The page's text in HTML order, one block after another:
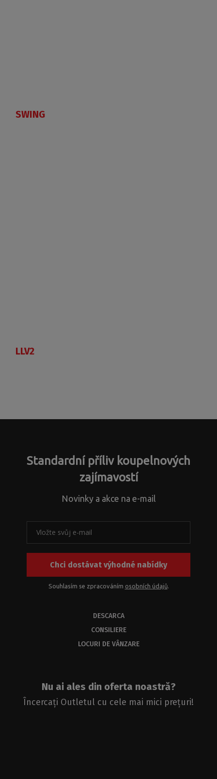
SWING
LLV2
Standardní příliv koupelnových
zajímavostí
Novinky a akce na e-mail
Chci dostávat výhodné nabídky
Souhlasím se zpracováním osobních údajů.
DESCARCA
CONSILIERE
LOCURI DE VÂNZARE
Nu ai ales din oferta noastră?
Încercați Outletul cu cele mai mici prețuri!